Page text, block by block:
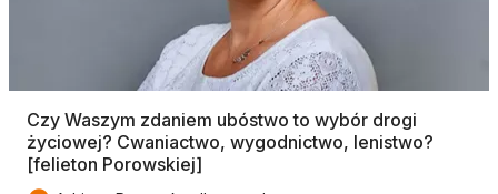
Czy Waszym zdaniem ubóstwo to wybór drogi
życiowej? Cwaniactwo, wygodnictwo, lenistwo?
[felieton Porowskiej]